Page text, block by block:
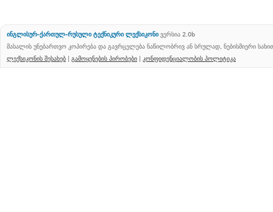
ინგლისურ-ქართულ-რუსული ტექნიკური ლექსიკონი ვერსია 2.0b
მასალის უნებართვო კოპირება და გავრცელება ნაწილობრივ ან სრულად, ნებისმიერი
ლექსიკონის შესახებ | გამოყენების პირობები | კონფიდენციალობის პოლიტიკა